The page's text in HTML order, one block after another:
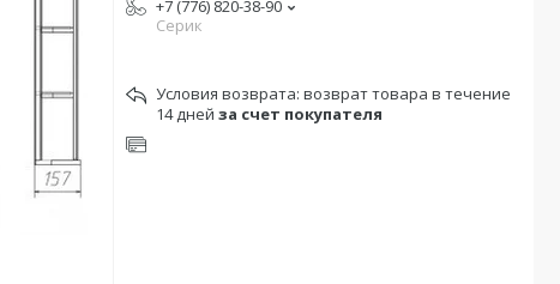
+7 (776) 820-38-90
Серик
возврат товара в течение
14 дней за счет покупателя